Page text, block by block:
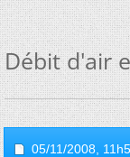
Débit d'air
05/11/2008,